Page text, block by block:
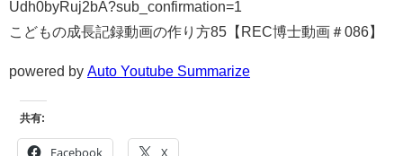
Udh0byRuj2bA?sub_confirmation=1
こどもの成長記録動画の作り方85【REC博士動画＃086】
powered by Auto Youtube Summarize
共有:
Facebook X